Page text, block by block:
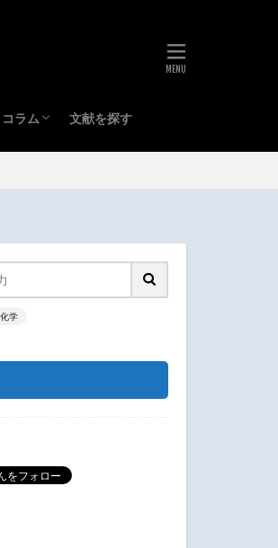
コラム
勉強方法
市販薬(OTC)紹介
その他
文献を探す
学